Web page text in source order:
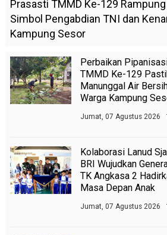
Prasasti TMMD Ke-129
Simbol Pengabdian TNI dan
Kampung Sesor
Perbaikan
TMMD Ke-129
Manunggal Air
Warga Kampung
Jumat, 07 Agustus 2026
Kolaborasi Lanud
BRI Wujudkan
TK Angkasa 2
Masa Depan Anak
Jumat, 07 Agustus 2026